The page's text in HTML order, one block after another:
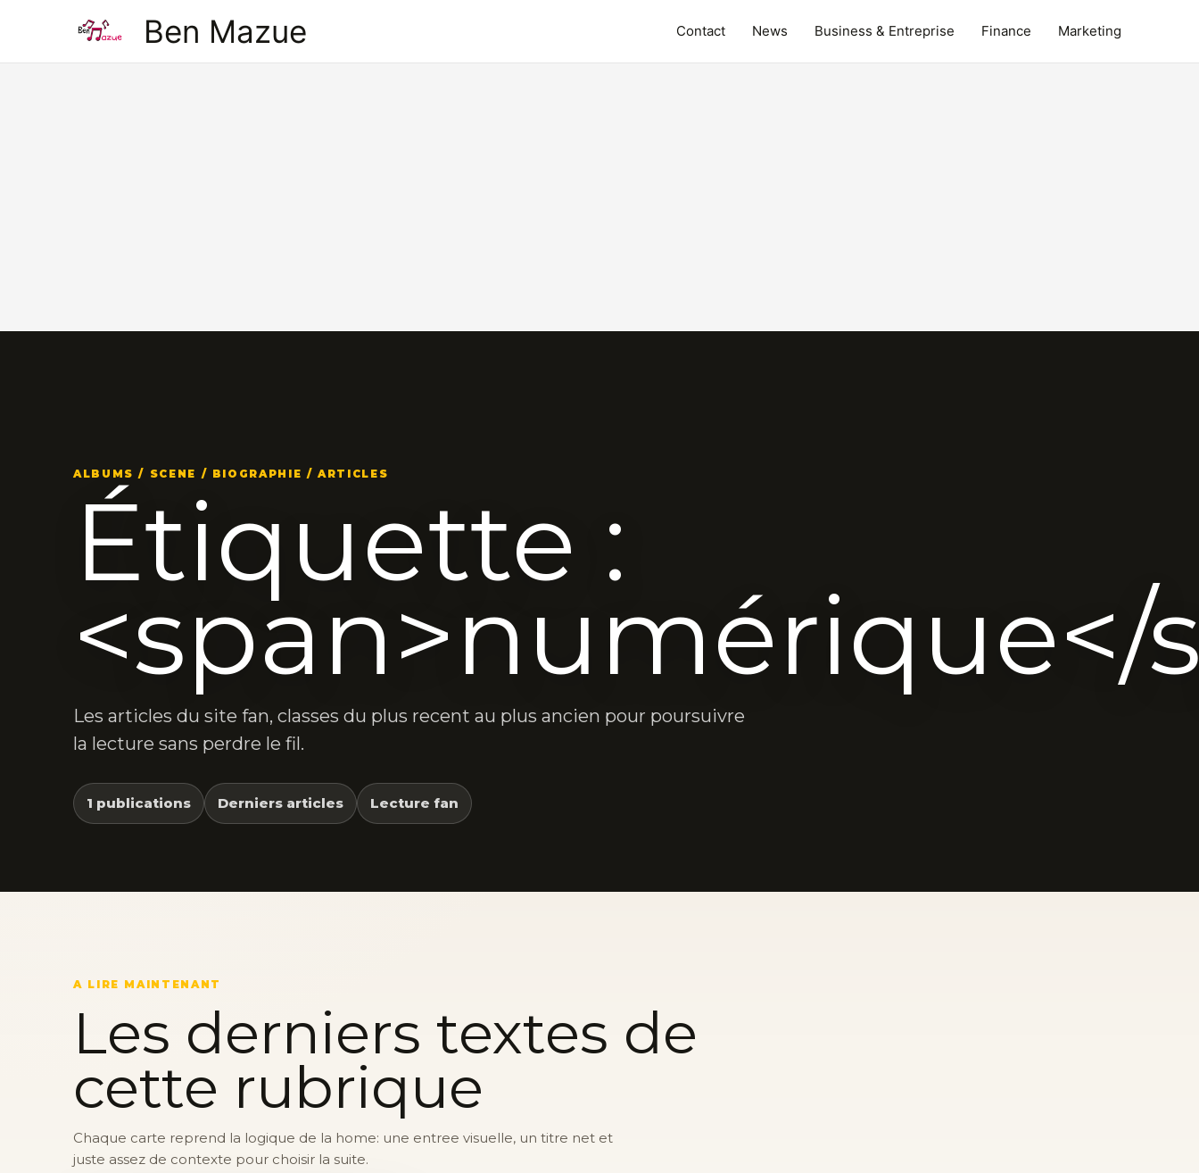
Ben Mazue Contact News Business & Entreprise Finance Marketing
ALBUMS / SCENE / BIOGRAPHIE / ARTICLES
Étiquette :
<span>numérique</
Les articles du site fan, classes du plus recent au plus ancien pour poursuivre
la lecture sans perdre le fil.
1 publications Derniers articles Lecture fan
A LIRE MAINTENANT
Les derniers textes de
cette rubrique
Chaque carte reprend la logique de la home: une entree visuelle, un titre net et
juste assez de contexte pour choisir la suite.